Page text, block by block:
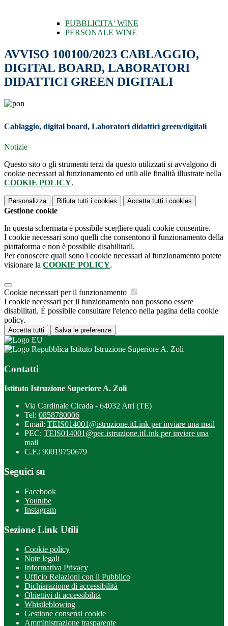
PUBBLICITA' WINE
PERSONALE WINE
AVVISO 100100/2023 CABLAGGIO,
DIGITAL BOARD, LABORATORI
DIDATTICI GREEN DIGITALI
Cablaggio, digital board, Laboratori didattici green/digitali
Notizie
Questo sito o gli strumenti terzi da questo utilizzati si avvalgono di
cookie necessari al funzionamento ed utili alle finalità illustrate nella
COOKIE POLICY.
Personalizza Rifiuta tutti i cookies Accetta tutti i cookies
Gestione cookie
In questa schermata è possibile scegliere quali cookie consentire.
I cookie necessari sono quelli che consentono il funzionamento della
piattaforma e non è possibile disabilitarli.
Per conoscere quali sono i cookie necessari al funzionamento potete
visionare la COOKIE POLICY.
Cookie necessari per il funzionamento
I cookie necessari per il funzionamento non possono essere
disabilitati. È possibile consultare l'elenco nella pagina della cookie
policy.
Accetta tutti Salva le preferenze
Istituto Istruzione Superiore A. Zoli
Contatti
Istituto Istruzione Superiore A. Zoli
Via Cardinale Cicada - 64032 Atri (TE)
Tel: 0858780006
Email: TEIS014001@istruzione.itLink per inviare una mail
PEC: TEIS014001@pec.istruzione.itLink per inviare una
mail
C.F.: 90019750679
Seguici su
Facebook
Youtube
Instagram
Sezione Link Utili
Cookie policy
Note legali
Informativa Privacy
Ufficio Relazioni con il Pubblico
Dichiarazione di accessibilità
Obiettivi di accessibilità
Whistleblowing
Gestione consensi cookie
Amministrazione trasparente